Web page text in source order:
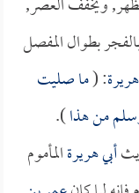
بطوال المفصل
: (ما صليت
من هذا).
أبي هريرةالمأموم